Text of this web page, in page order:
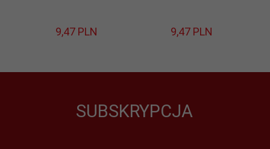
9,47 PLN 9,47 PLN
SUBSKRYPCJA